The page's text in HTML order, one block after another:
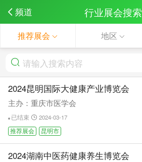
频道 行业展会搜索
推荐展会 地区
2024昆明国际大健康产业博览会
主办：重庆市医学会
已结束
2024-03-17
推荐展会
昆明市
2024湖南中医药健康养生博览会